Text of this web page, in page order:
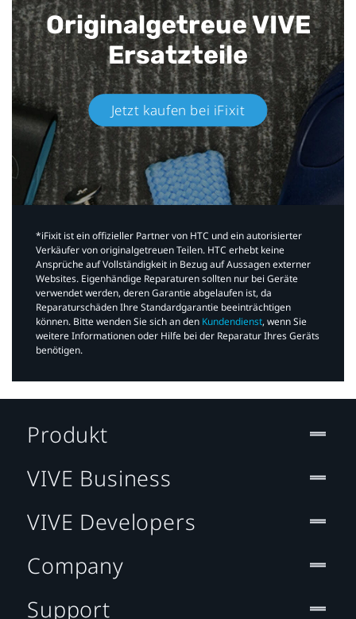
Originalgetreue VIVE
Ersatzteile
Jetzt kaufen bei iFixit​
*iFixit ist ein offizieller Partner von HTC und ein autorisierter
Verkäufer von originalgetreuen Teilen. HTC erhebt keine
Ansprüche auf Vollständigkeit in Bezug auf Aussagen externer
Websites. Eigenhändige Reparaturen sollten nur bei Geräte
verwendet werden, deren Garantie abgelaufen ist, da
Reparaturschäden Ihre Standardgarantie beeinträchtigen
können. Bitte wenden Sie sich an den Kundendienst, wenn Sie
weitere Informationen oder Hilfe bei der Reparatur Ihres Geräts
benötigen.​
Produkt
VIVE Business
VIVE Developers
Company
Support